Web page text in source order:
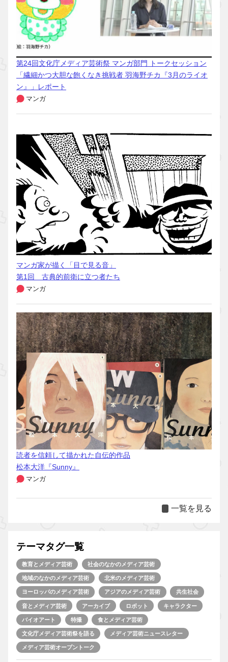
第24回文化庁メディア芸術祭 マンガ部門 トークセッション
「繊細かつ大胆な飽くなき挑戦者 羽海野チカ『3月のライオ
ン』」レポート
マンガ
マンガ家が描く「目で見る音」
第1回 古典的前衛に立つ者たち
マンガ
読者を信頼して描かれた自伝的作品
松本大洋『Sunny』
マンガ
一覧を見る
テーマタグ一覧
教育とメディア芸術 社会のなかのメディア芸術
地域のなかのメディア芸術 北米のメディア芸術
ヨーロッパのメディア芸術 アジアのメディア芸術 共生社会
音とメディア芸術 アーカイブ ロボット キャラクター
バイオアート 特撮 食とメディア芸術
文化庁メディア芸術祭を語る メディア芸術ニュースレター
メディア芸術オープントーク